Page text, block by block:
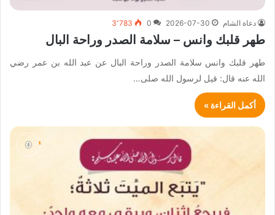
دعاة الشام 2026-07-30
0 3٬783
طهر قلبك وانس – سلامة الصدر وراحة البال
طهر قلبك وانس سلامة الصدر وراحة البال عن عبد الله بن عمر رضي
الله عنه قال: قيل لرسول الله صلى…
أكمل القراءة »